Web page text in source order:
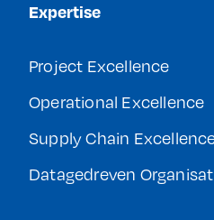
Expertise
Project Excellence
Operational Excellence
Supply Chain
Datagedreven